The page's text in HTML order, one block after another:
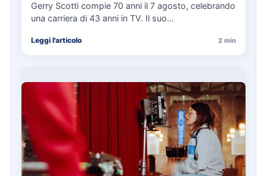
Gerry Scotti compie 70 anni il 7 agosto, celebrando
una carriera di 43 anni in TV. Il suo…
Leggi l'articolo 2 min